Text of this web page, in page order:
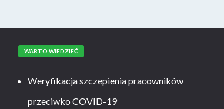
WARTO WIEDZIEĆ
Weryfikacja szczepienia pracowników
przeciwko COVID-19